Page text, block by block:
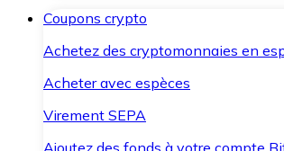
Coupons crypto
Achetez des cryptomonnaies en
Acheter avec espèces
Virement SEPA
Ajoutez des fonds à votre compte